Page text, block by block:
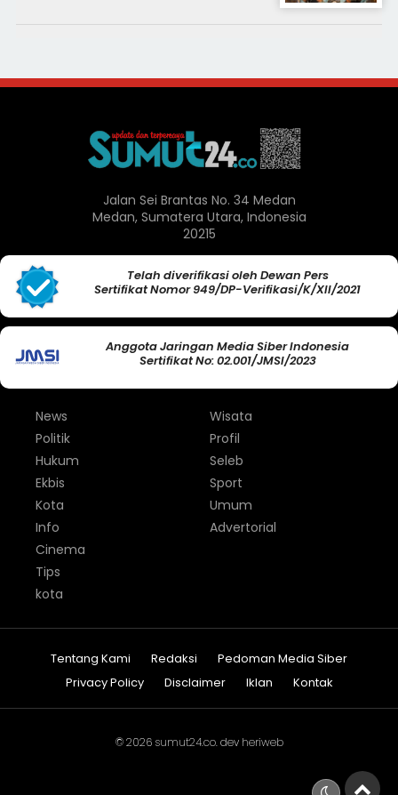
Jalan Sei Brantas No. 34 Medan
Medan, Sumatera Utara, Indonesia
20215
Telah diverifikasi oleh Dewan Pers
Sertifikat Nomor 949/DP-Verifikasi/K/XII/2021
Anggota Jaringan Media Siber Indonesia
Sertifikat No: 02.001/JMSI/2023
News
Politik
Hukum
Ekbis
Kota
Info
Wisata
Profil
Seleb
Sport
Umum
Advertorial
Cinema
Tips
kota
Tentang Kami Redaksi
Pedoman Media Siber
Privacy Policy
Disclaimer Iklan Kontak
© 2026 sumut24.co. dev heriweb